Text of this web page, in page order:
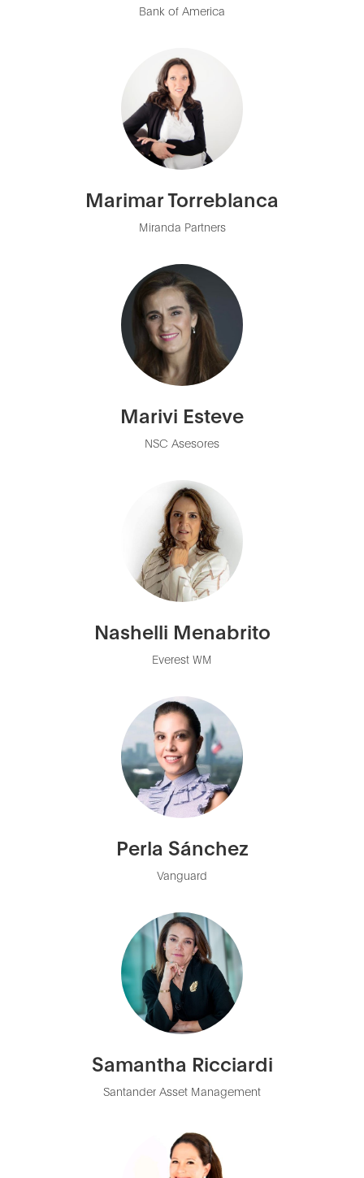
Bank of America
Marimar Torreblanca
Miranda Partners
Marivi Esteve
NSC Asesores
Nashelli Menabrito
Everest WM
Perla Sánchez
Vanguard
Samantha Ricciardi
Santander Asset Management